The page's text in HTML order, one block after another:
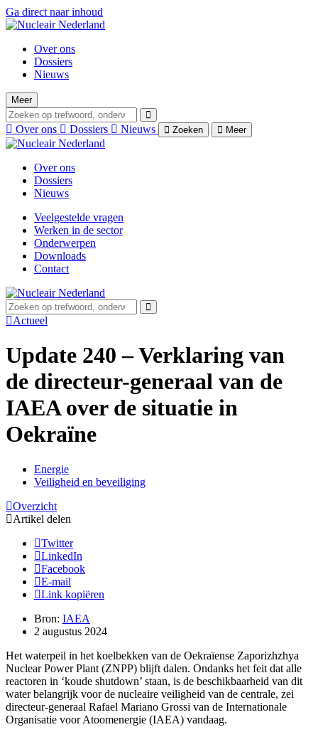
Ga direct naar inhoud
Over ons
Dossiers
Nieuws
Meer
Over ons Dossiers Nieuws Zoeken Meer
Over ons
Dossiers
Nieuws
Veelgestelde vragen
Werken in de sector
Onderwerpen
Downloads
Contact
Actueel
Update 240 – Verklaring van
de directeur-generaal van de
IAEA over de situatie in
Oekraïne
Energie
Veiligheid en beveiliging
Overzicht
Artikel delen
Twitter
LinkedIn
Facebook
E-mail
Link kopiëren
Bron: IAEA
2 augustus 2024
Het waterpeil in het koelbekken van de Oekraïense Zaporizhzhya
Nuclear Power Plant (ZNPP) blijft dalen. Ondanks het feit dat alle
reactoren in ‘koude shutdown’ staan, is de beschikbaarheid van dit
water belangrijk voor de nucleaire veiligheid van de centrale, zei
directeur-generaal Rafael Mariano Grossi van de Internationale
Organisatie voor Atoomenergie (IAEA) vandaag.